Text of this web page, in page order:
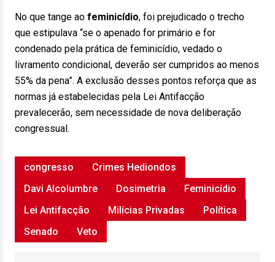
No que tange ao feminicídio, foi prejudicado o trecho
que estipulava “se o apenado for primário e for
condenado pela prática de feminicídio, vedado o
livramento condicional, deverão ser cumpridos ao menos
55% da pena”. A exclusão desses pontos reforça que as
normas já estabelecidas pela Lei Antifacção
prevalecerão, sem necessidade de nova deliberação
congressual.
congresso
Crimes Hediondos
Davi Alcolumbre
Dosimetria
Feminicídio
Lei Antifacção
Milícias Privadas
Política
Senado
Veto